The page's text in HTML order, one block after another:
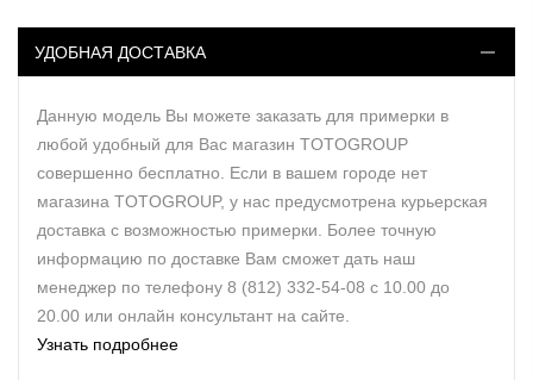
УДОБНАЯ ДОСТАВКА
Данную модель Вы можете заказать для примерки в
любой удобный для Вас магазин TOTOGROUP
совершенно бесплатно. Если в вашем городе нет
магазина TOTOGROUP, у нас предусмотрена курьерская
доставка с возможностью примерки. Более точную
информацию по доставке Вам сможет дать наш
менеджер по телефону 8 (812) 332-54-08 с 10.00 до
20.00 или онлайн консультант на сайте.
Узнать подробнее